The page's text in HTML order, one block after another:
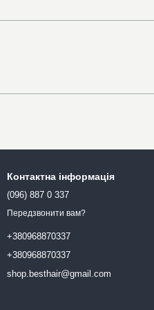
Контактна інформація
(096) 887 0 337
Передзвонити вам?
+380968870337
+380968870337
shop.besthair@gmail.com